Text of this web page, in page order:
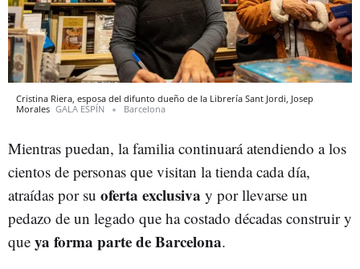
Cristina Riera, esposa del difunto dueño de la Librería Sant Jordi, Josep
Morales GALA ESPÍN Barcelona
Mientras puedan, la familia continuará atendiendo a los
cientos de personas que visitan la tienda cada día,
atraídas por su oferta exclusiva y por llevarse un
pedazo de un legado que ha costado décadas construir y
que ya forma parte de Barcelona.